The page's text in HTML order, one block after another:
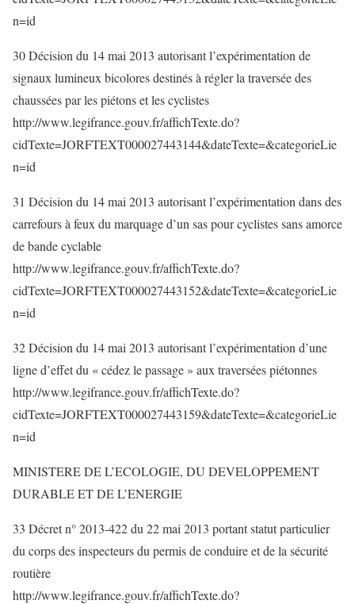
n=id
30 Décision du 14 mai 2013 autorisant l’expérimentation de
signaux lumineux bicolores destinés à régler la traversée des
chaussées par les piétons et les cyclistes
http://www.legifrance.gouv.fr/affichTexte.do?
cidTexte=JORFTEXT000027443144&dateTexte=&categorieLie
n=id
31 Décision du 14 mai 2013 autorisant l’expérimentation dans des
carrefours à feux du marquage d’un sas pour cyclistes sans amorce
de bande cyclable
http://www.legifrance.gouv.fr/affichTexte.do?
cidTexte=JORFTEXT000027443152&dateTexte=&categorieLie
n=id
32 Décision du 14 mai 2013 autorisant l’expérimentation d’une
ligne d’effet du « cédez le passage » aux traversées piétonnes
http://www.legifrance.gouv.fr/affichTexte.do?
cidTexte=JORFTEXT000027443159&dateTexte=&categorieLie
n=id
MINISTERE DE L’ECOLOGIE, DU DEVELOPPEMENT
DURABLE ET DE L’ENERGIE
33 Décret n° 2013-422 du 22 mai 2013 portant statut particulier
du corps des inspecteurs du permis de conduire et de la sécurité
routière
http://www.legifrance.gouv.fr/affichTexte.do?